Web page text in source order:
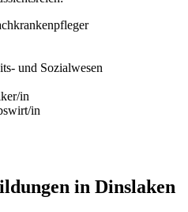
und Sozialwesen
in
in
in Dinslaken